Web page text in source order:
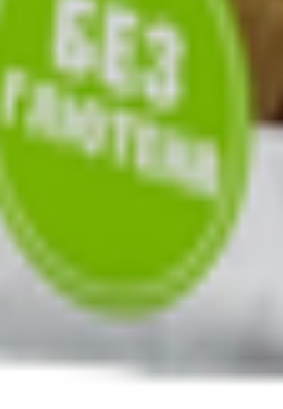
№ 490314725 от
обл., г. Жлобин, ул.